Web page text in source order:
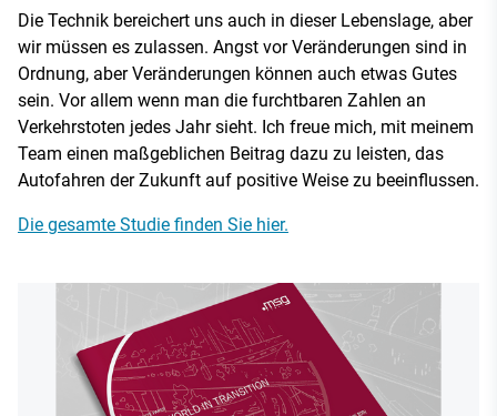
Die Technik bereichert uns auch in dieser Lebenslage, aber
wir müssen es zulassen. Angst vor Veränderungen sind in
Ordnung, aber Veränderungen können auch etwas Gutes
sein. Vor allem wenn man die furchtbaren Zahlen an
Verkehrstoten jedes Jahr sieht. Ich freue mich, mit meinem
Team einen maßgeblichen Beitrag dazu zu leisten, das
Autofahren der Zukunft auf positive Weise zu beeinflussen.
Die gesamte Studie finden Sie hier.